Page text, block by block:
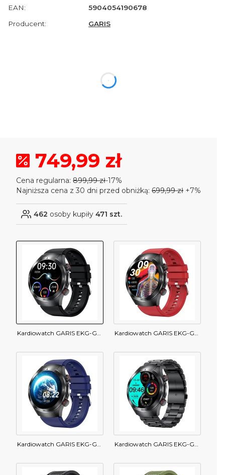
EAN:
5904054190678
Producent:
GARIS
749,99 zł
Cena regularna: 899,99 zł-17%
Najniższa cena z 30 dni przed obniżką: 699,99 zł +7%
462 osoby kupiły 471 szt.